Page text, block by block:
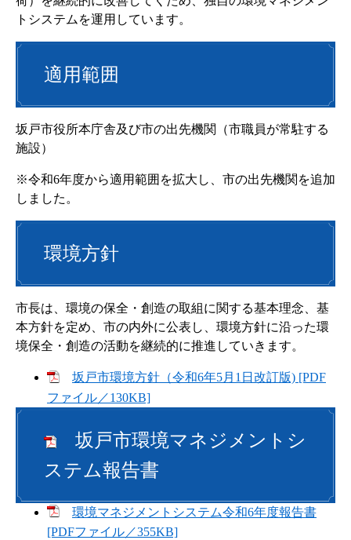
トシステムを運用しています。
適用範囲
坂戸市役所本庁舎及び市の出先機関（市職員が常駐する
施設）
※令和6年度から適用範囲を拡大し、市の出先機関を追加
しました。
環境方針
市長は、環境の保全・創造の取組に関する基本理念、基
本方針を定め、市の内外に公表し、環境方針に沿った環
境保全・創造の活動を継続的に推進していきます。
坂戸市環境方針（令和6年5月1日改訂版) [PDF
ファイル／130KB]
坂戸市環境マネジメントシ
ステム報告書​
環境マネジメントシステム令和6年度報告書
[PDFファイル／355KB]